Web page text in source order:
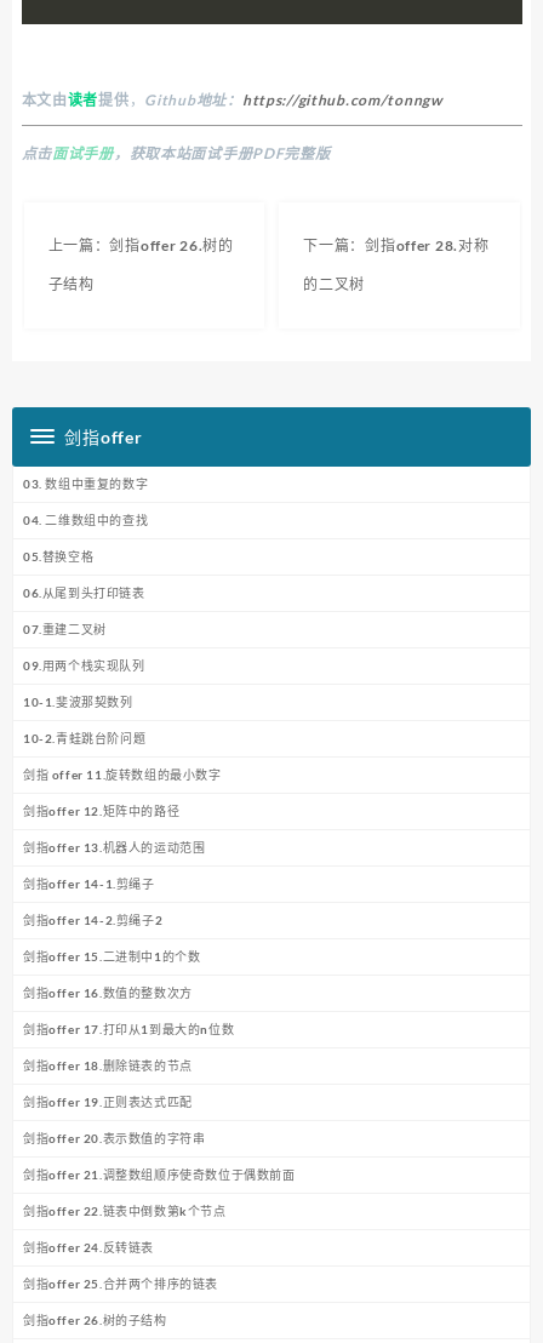
本文由读者提供 ， Github地址： https://github.com/tonngw
点击面试手册，获取本站面试手册PDF完整版
上一篇：剑指offer 26.树的
子结构
下一篇：剑指offer 28.对称
的二叉树
剑指offer
03. 数组中重复的数字
04. 二维数组中的查找
05.替换空格
06.从尾到头打印链表
07.重建二叉树
09.用两个栈实现队列
10-1.斐波那契数列
10-2.青蛙跳台阶问题
剑指 offer 11.旋转数组的最小数字
剑指offer 12.矩阵中的路径
剑指offer 13.机器人的运动范围
剑指offer 14-1.剪绳子
剑指offer 14-2.剪绳子2
剑指offer 15.二进制中1的个数
剑指offer 16.数值的整数次方
剑指offer 17.打印从1到最大的n位数
剑指offer 18.删除链表的节点
剑指offer 19.正则表达式匹配
剑指offer 20.表示数值的字符串
剑指offer 21.调整数组顺序使奇数位于偶数前面
剑指offer 22.链表中倒数第k个节点
剑指offer 24.反转链表
剑指offer 25.合并两个排序的链表
剑指offer 26.树的子结构